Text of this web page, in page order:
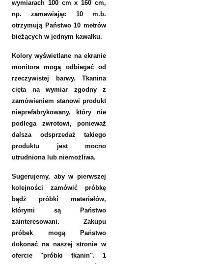
wymiarach 100 cm x 160 cm,
np. zamawiając 10 m.b.
otrzymują Państwo 10 metrów
bieżących w jednym kawałku.
Kolory wyświetlane na ekranie
monitora mogą odbiegać od
rzeczywistej barwy. Tkanina
cięta na wymiar zgodny z
zamówieniem stanowi produkt
nieprefabrykowany, który nie
podlega zwrotowi, ponieważ
dalsza odsprzedaż takiego
produktu jest mocno
utrudniona lub niemożliwa.
Sugerujemy, aby w pierwszej
kolejności zamówić próbkę
bądź próbki materiałów,
którymi są Państwo
zainteresowani. Zakupu
próbek mogą Państwo
dokonać na naszej stronie w
ofercie "próbki tkanin". 1